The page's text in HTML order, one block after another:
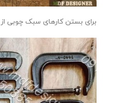
برای بستن کارهای سبک چوبی